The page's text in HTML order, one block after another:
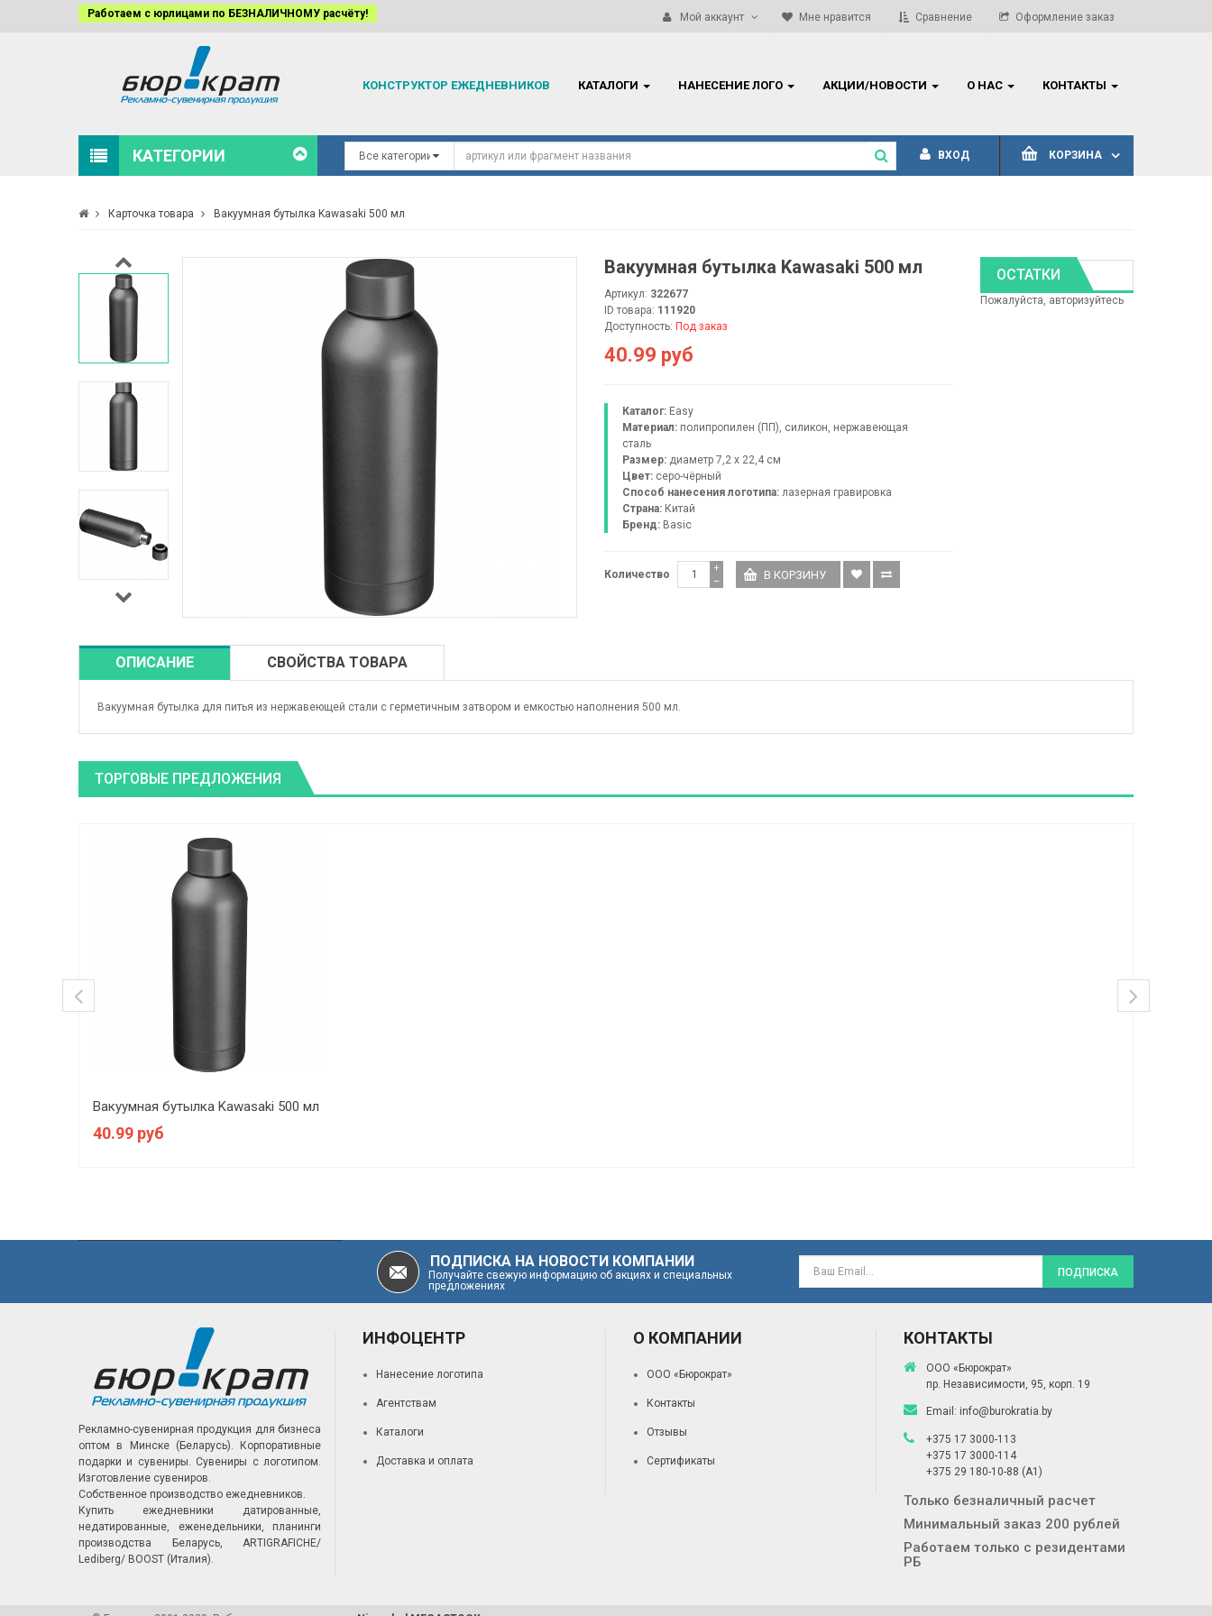
Работаем с юрлицами по БЕЗНАЛИЧНОМУ расчёту! Работаем ТОЛЬКО с резидентами Республики Беларусь! ВНИМАНИЕ! Обновление прайс-листов!
Мой аккаунт Мне нравится Сравнение Оформление заказ
КОНСТРУКТОР ЕЖЕДНЕВНИКОВ КАТАЛОГИ НАНЕСЕНИЕ ЛОГО АКЦИИ/НОВОСТИ О НАС КОНТАКТЫ
КАТЕГОРИИ КОРЗИНА
ВХОД
Карточка товара Вакуумная бутылка Kawasaki 500 мл
Вакуумная бутылка Kawasaki 500 мл
Артикул: 322677
ID товара: 111920
Доступность: Под заказ
40.99 руб
Каталог: Easy
Материал: полипропилен (ПП), силикон, нержавеющая
сталь
Размер: диаметр 7,2 x 22,4 см
Цвет: серо-чёрный
Способ нанесения логотипа: лазерная гравировка
Страна: Китай
Бренд: Basic
Количество −
+
ОСТАТКИ
Пожалуйста, авторизуйтесь
ОПИСАНИЕ СВОЙСТВА ТОВАРА
Вакуумная бутылка для питья из нержавеющей стали с герметичным затвором и емкостью наполнения 500 мл.
ТОРГОВЫЕ ПРЕДЛОЖЕНИЯ
Вакуумная бутылка Kawasaki 500 мл
40.99 руб
ПОДПИСКА НА НОВОСТИ КОМПАНИИ
Получайте свежую информацию об акциях и специальных
предложениях
ПОДПИСКА
Рекламно-сувенирная продукция для бизнеса
оптом в Минске (Беларусь).
Корпоративные
подарки и сувениры. Сувениры с логотипом.
Изготовление сувениров.
Собственное производство ежедневников.
Купить ежедневники датированные,
недатированные, еженедельники, планинги
производства Беларусь, ARTIGRAFICHE/
Lediberg/ BOOST (Италия).
ИНФОЦЕНТР
Нанесение логотипа
Агентствам
Каталоги
Доставка и оплата
О КОМПАНИИ
ООО «Бюрократ»
Контакты
Отзывы
Сертификаты
КОНТАКТЫ
ООО «Бюрократ»
пр. Независимости, 95, корп. 19
Email: info@burokratia.by
+375 17 3000-113
+375 17 3000-114
+375 29 180-10-88 (A1)
Только безналичный расчет
Минимальный заказ 200 рублей
Работаем только с резидентами
РБ